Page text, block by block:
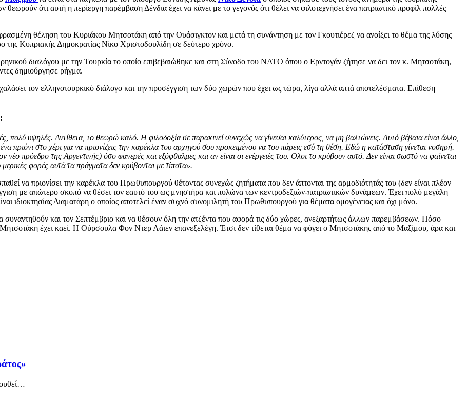
ότι αυτή η περίεργη παρέμβαση Δένδια έχει να κάνει με το γεγονός ότι θέλει να φιλοτεχνήσει ένα πατριωτικό προφίλ πολλές
θέληση του Κυριάκου Μητσοτάκη από την Ουάσιγκτον και μετά τη συνάντηση με τον Γκουτιέρεζ να ανοίξει το θέμα της λύσης
Κυπριακής Δημοκρατίας Νίκο Χριστοδουλίδη σε δεύτερο χρόνο.
διαλόγου με την Τουρκία το οποίο επιβεβαιώθηκε και στη Σύνοδο του ΝΑΤΟ όπου ο Ερντογάν ζήτησε να δει τον κ. Μητσοτάκη,
δημιούργησε ρήγμα.
τον ελληνοτουρκικό διάλογο και την προσέγγιση των δύο χωρών που έχει ως τώρα, λίγα αλλά απτά αποτελέσματα. Επίθεση
πολύ υψηλές. Αντίθετα, το θεωρώ καλό. Η φιλοδοξία σε παρακινεί συνεχώς να γίνεσαι καλύτερος, να μη βαλτώνεις. Αυτό βέβαια είναι άλλο,
πριόνι στο χέρι για να πριονίζεις την καρέκλα του αρχηγού σου προκειμένου να του πάρεις εσύ τη θέση. Εδώ η κατάσταση γίνεται νοσηρή.
νέο πρόεδρο της Αργεντινής) όσο φανερές και εξόφθαλμες και αν είναι οι ενέργειές του. Ολοι το κρύβουν αυτό. Δεν είναι σωστό να φαίνεται
φορές αυτά τα πράγματα δεν κρύβονται με τίποτα».
να πριονίσει την καρέκλα του Πρωθυπουργού θέτοντας συνεχώς ζητήματα που δεν άπτονται της αρμοδιότητάς του (δεν είναι πλέον
με απώτερο σκοπό να θέσει τον εαυτό του ως μνηστήρα και πυλώνα των κεντροδεξιών-πατριωτικών δυνάμεων. Έχει πολύ μεγάλη
ιδιοκτησίας Διαματάρη ο οποίος αποτελεί έναν συχνό συνομιλητή του Πρωθυπουργού για θέματα ομογένειας και όχι μόνο.
συναντηθούν και τον Σεπτέμβριο και να θέσουν όλη την ατζέντα που αφορά τις δύο χώρες, ανεξαρτήτως άλλων παρεμβάσεων. Πόσο
έχει καεί. Η Ούρσουλα Φον Ντερ Λάιεν επανεξελέγη. Έτσι δεν τίθεται θέμα να φύγει ο Μητσοτάκης από το Μαξίμου, άρα και